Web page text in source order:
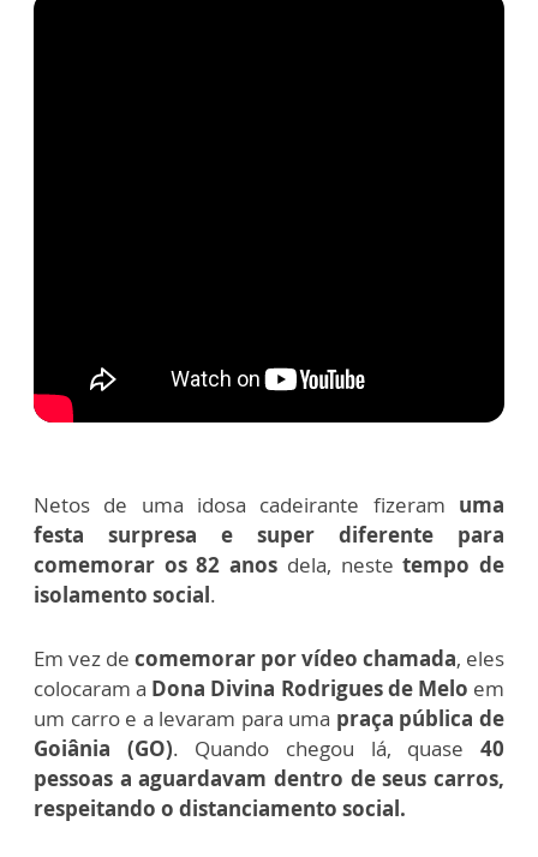
Netos de uma idosa cadeirante fizeram uma
festa surpresa e super diferente para
comemorar os 82 anos dela, nestetempo de
isolamento social.
Em vez de comemorar por vídeo chamada, eles
colocaram a Dona Divina Rodrigues de Melo em
um carro e a levaram para uma praça pública de
Goiânia (GO). Quando chegou lá, quase 40
pessoas a aguardavam dentro de seus carros,
respeitando o distanciamento social.